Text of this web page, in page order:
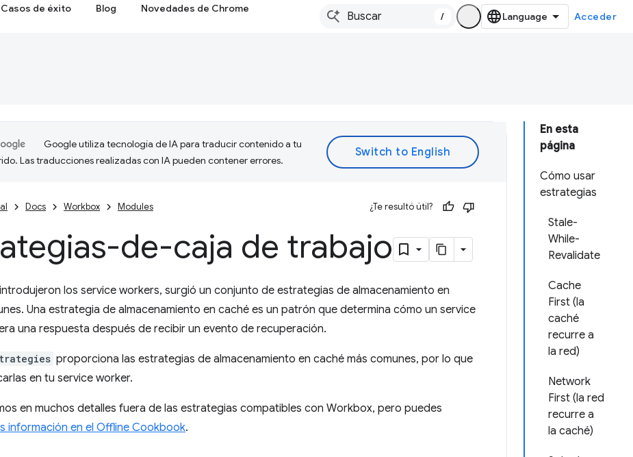
Casos de éxito Blog Novedades de Chrome
/ Acceder
En esta
página
Cómo usar
estrategias
Stale-
While-
Revalidate
Cache
First (la
caché
recurre a
la red)
Network
First (la red
recurre a
la caché)
Google utiliza tecnología de IA para traducir contenido a tu
Las traducciones realizadas con IA pueden contener errores.
Docs Workbox Modules ¿Te resultó útil?
de-caja de trabajo
los service workers, surgió un conjunto de estrategias de almacenamiento en
Una estrategia de almacenamiento en caché es un patrón que determina cómo un service
una respuesta después de recibir un evento de recuperación.
proporciona las estrategias de almacenamiento en caché más comunes, por lo que
en tu service worker.
en muchos detalles fuera de las estrategias compatibles con Workbox, pero puedes
información en el Offline Cookbook.